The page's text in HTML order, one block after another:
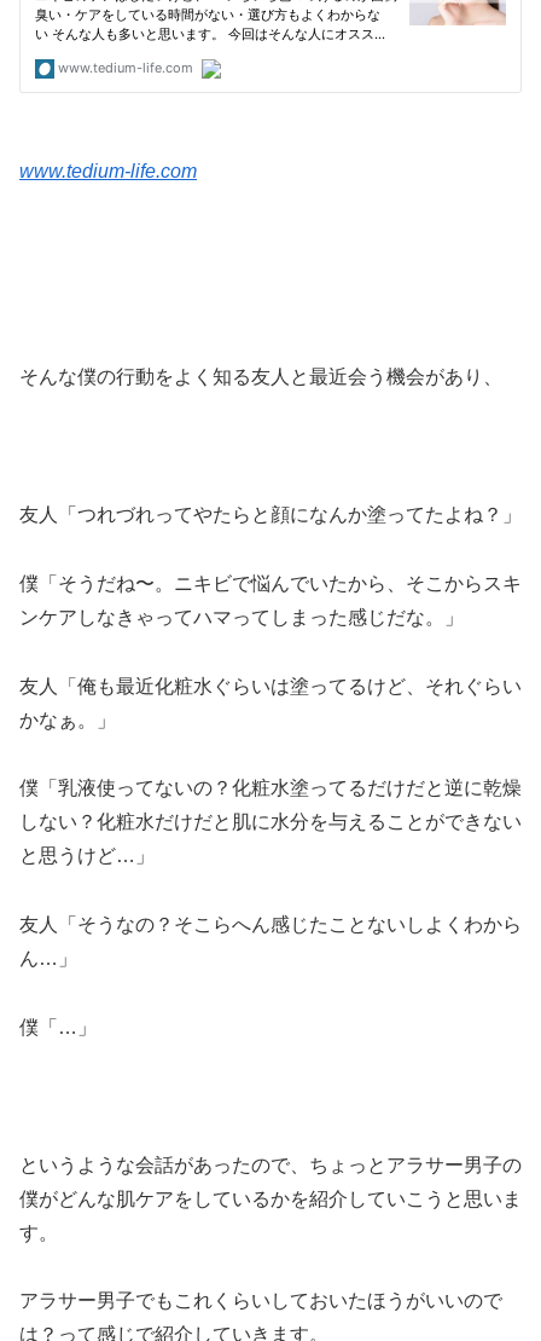
www.tedium-life.com
そんな僕の行動をよく知る友人と最近会う機会があり、
友人「つれづれってやたらと顔になんか塗ってたよね？」
僕「そうだね〜。ニキビで悩んでいたから、そこからスキ
ンケアしなきゃってハマってしまった感じだな。」
友人「俺も最近化粧水ぐらいは塗ってるけど、それぐらい
かなぁ。」
僕「乳液使ってないの？化粧水塗ってるだけだと逆に乾燥
しない？化粧水だけだと肌に水分を与えることができない
と思うけど…」
友人「そうなの？そこらへん感じたことないしよくわから
ん…」
僕「…」
というような会話があったので、ちょっとアラサー男子の
僕がどんな肌ケアをしているかを紹介していこうと思いま
す。
アラサー男子でもこれくらいしておいたほうがいいので
は？って感じで紹介していきます。